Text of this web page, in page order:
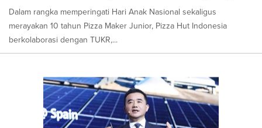
Dalam rangka memperingati Hari Anak Nasional sekaligus
merayakan 10 tahun Pizza Maker Junior, Pizza Hut Indonesia
berkolaborasi dengan TUKR,...